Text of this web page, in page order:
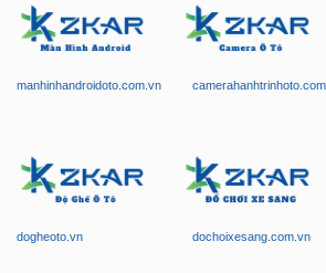
manhinhandroidoto.com.vn
dogheoto.vn dochoixesang.com.vn